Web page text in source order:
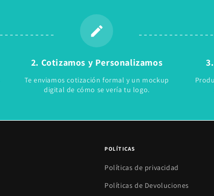
2. Cotizamos y Personalizamos
Te enviamos cotización formal y un mockup
digital de cómo se vería tu logo.
POLÍTICAS
Políticas de privacidad
Políticas de Devoluciones